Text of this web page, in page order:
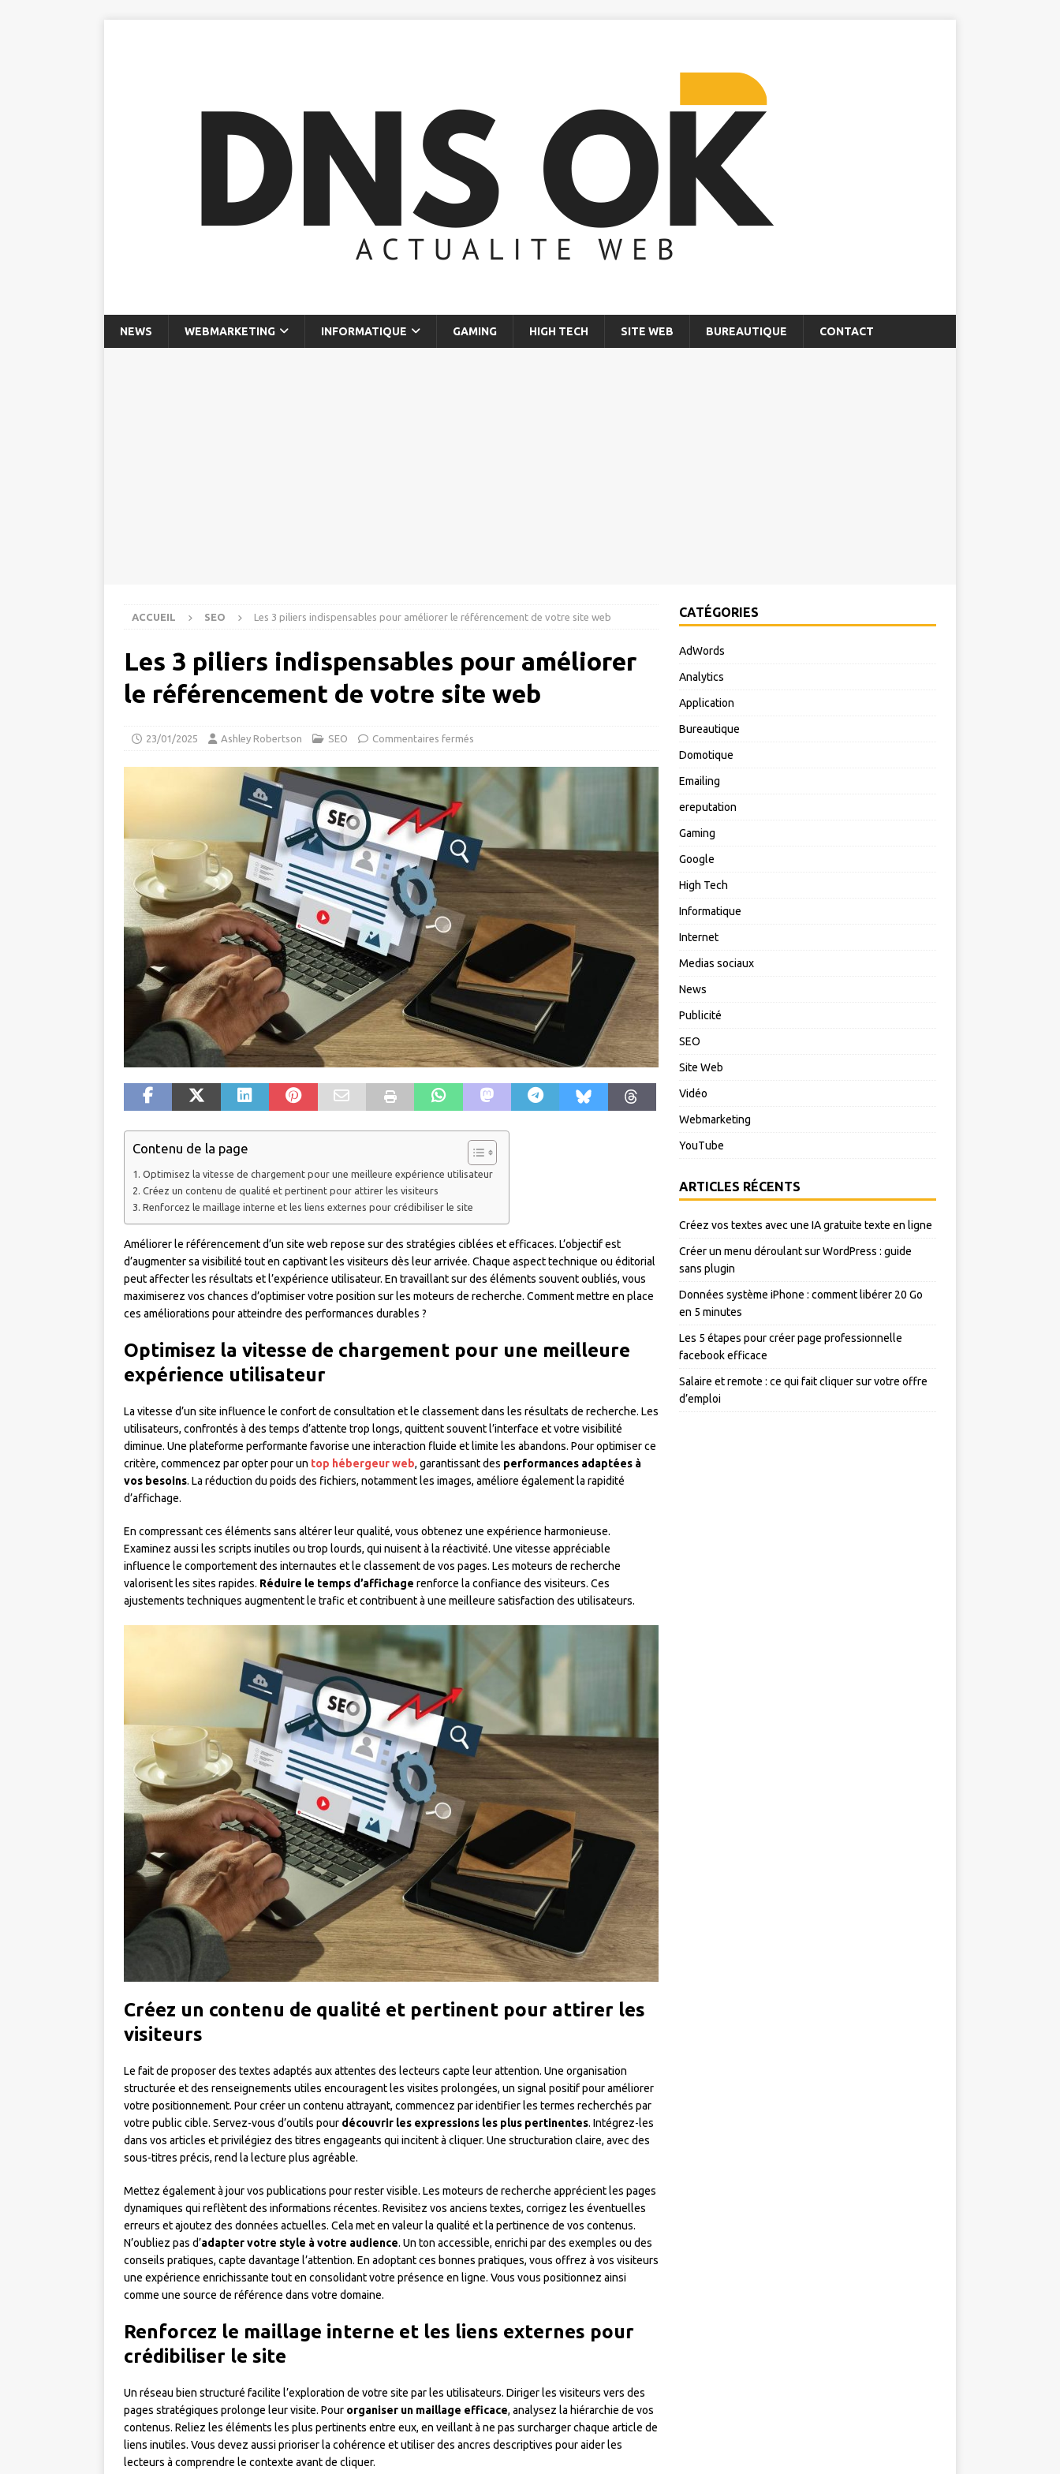
NEWS WEBMARKETING INFORMATIQUE GAMING HIGH TECH SITE WEB BUREAUTIQUE CONTACT
ACCUEIL SEO Les 3 piliers indispensables pour améliorer le référencement de votre site web
Les 3 piliers indispensables pour améliorer
le référencement de votre site web
23/01/2025 Ashley Robertson SEO Commentaires fermés
Contenu de la page
Optimisez la vitesse de chargement pour une meilleure expérience utilisateur
Créez un contenu de qualité et pertinent pour attirer les visiteurs
Renforcez le maillage interne et les liens externes pour crédibiliser le site
Améliorer le référencement d’un site web repose sur des stratégies ciblées et efficaces. L’objectif est
d’augmenter sa visibilité tout en captivant les visiteurs dès leur arrivée. Chaque aspect technique ou éditorial
peut affecter les résultats et l’expérience utilisateur. En travaillant sur des éléments souvent oubliés, vous
maximiserez vos chances d’optimiser votre position sur les moteurs de recherche. Comment mettre en place
ces améliorations pour atteindre des performances durables ?
Optimisez la vitesse de chargement pour une meilleure
expérience utilisateur
La vitesse d’un site influence le confort de consultation et le classement dans les résultats de recherche. Les
utilisateurs, confrontés à des temps d’attente trop longs, quittent souvent l’interface et votre visibilité
diminue. Une plateforme performante favorise une interaction fluide et limite les abandons. Pour optimiser ce
critère, commencez par opter pour un top hébergeur web, garantissant des performances adaptées à
vos besoins. La réduction du poids des fichiers, notamment les images, améliore également la rapidité
d’affichage.
En compressant ces éléments sans altérer leur qualité, vous obtenez une expérience harmonieuse.
Examinez aussi les scripts inutiles ou trop lourds, qui nuisent à la réactivité. Une vitesse appréciable
influence le comportement des internautes et le classement de vos pages. Les moteurs de recherche
valorisent les sites rapides. Réduire le temps d’affichage renforce la confiance des visiteurs. Ces
ajustements techniques augmentent le trafic et contribuent à une meilleure satisfaction des utilisateurs.
Créez un contenu de qualité et pertinent pour attirer les
visiteurs
Le fait de proposer des textes adaptés aux attentes des lecteurs capte leur attention. Une organisation
structurée et des renseignements utiles encouragent les visites prolongées, un signal positif pour améliorer
votre positionnement. Pour créer un contenu attrayant, commencez par identifier les termes recherchés par
votre public cible. Servez-vous d’outils pour découvrir les expressions les plus pertinentes. Intégrez-les
dans vos articles et privilégiez des titres engageants qui incitent à cliquer. Une structuration claire, avec des
sous-titres précis, rend la lecture plus agréable.
Mettez également à jour vos publications pour rester visible. Les moteurs de recherche apprécient les pages
dynamiques qui reflètent des informations récentes. Revisitez vos anciens textes, corrigez les éventuelles
erreurs et ajoutez des données actuelles. Cela met en valeur la qualité et la pertinence de vos contenus.
N’oubliez pas d’adapter votre style à votre audience. Un ton accessible, enrichi par des exemples ou des
conseils pratiques, capte davantage l’attention. En adoptant ces bonnes pratiques, vous offrez à vos visiteurs
une expérience enrichissante tout en consolidant votre présence en ligne. Vous vous positionnez ainsi
comme une source de référence dans votre domaine.
Renforcez le maillage interne et les liens externes pour
crédibiliser le site
Un réseau bien structuré facilite l’exploration de votre site par les utilisateurs. Diriger les visiteurs vers des
pages stratégiques prolonge leur visite. Pour organiser un maillage efficace, analysez la hiérarchie de vos
contenus. Reliez les éléments les plus pertinents entre eux, en veillant à ne pas surcharger chaque article de
liens inutiles. Vous devez aussi prioriser la cohérence et utiliser des ancres descriptives pour aider les
lecteurs à comprendre le contexte avant de cliquer.
CATÉGORIES
AdWords
Analytics
Application
Bureautique
Domotique
Emailing
ereputation
Gaming
Google
High Tech
Informatique
Internet
Medias sociaux
News
Publicité
SEO
Site Web
Vidéo
Webmarketing
YouTube
ARTICLES RÉCENTS
Créez vos textes avec une IA gratuite texte en ligne
Créer un menu déroulant sur WordPress : guide
sans plugin
Données système iPhone : comment libérer 20 Go
en 5 minutes
Les 5 étapes pour créer page professionnelle
facebook efficace
Salaire et remote : ce qui fait cliquer sur votre offre
d’emploi